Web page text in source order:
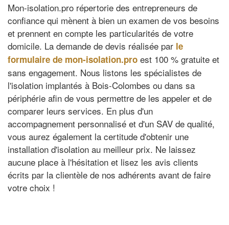
Mon-isolation.pro répertorie des entrepreneurs de
confiance qui mènent à bien un examen de vos besoins
et prennent en compte les particularités de votre
domicile. La demande de devis réalisée par le
formulaire de mon-isolation.pro est 100 % gratuite et
sans engagement. Nous listons les spécialistes de
l'isolation implantés à Bois-Colombes ou dans sa
périphérie afin de vous permettre de les appeler et de
comparer leurs services. En plus d'un
accompagnement personnalisé et d'un SAV de qualité,
vous aurez également la certitude d'obtenir une
installation d'isolation au meilleur prix. Ne laissez
aucune place à l'hésitation et lisez les avis clients
écrits par la clientèle de nos adhérents avant de faire
votre choix !